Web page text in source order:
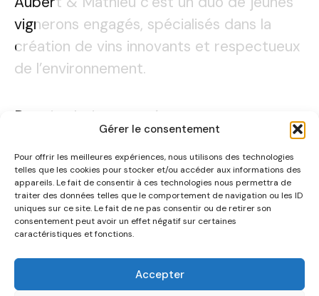
Gérer le consentement
Pour offrir les meilleures expériences, nous utilisons des technologies
telles que les cookies pour stocker et/ou accéder aux informations des
appareils. Le fait de consentir à ces technologies nous permettra de
traiter des données telles que le comportement de navigation ou les ID
uniques sur ce site. Le fait de ne pas consentir ou de retirer son
consentement peut avoir un effet négatif sur certaines
caractéristiques et fonctions.
Accepter
vignerons engagés, spécialisés dans la
vignerons engagés, spécialisés dans la
création de vins innovants et respectueux
création de vins innovants et respectueux
de l’environnement.
de l’environnement.
Depuis plusieurs années nous
Depuis plusieurs années nous
accompagnons Aubert & Mathieu dans la
accompagnons Aubert & Mathieu dans la
production de photos et vidéos pour
production de photos et vidéos pour
animer leur réseaux sociaux. Chaque
animer leur réseaux sociaux. Chaque
contenu est conçu pour refléter leur
contenu est conçu pour refléter leur
identité visuelle distinctive et capter
identité visuelle distinctive et capter
mettant en avant la modernité et la
mettant en avant la modernité et la